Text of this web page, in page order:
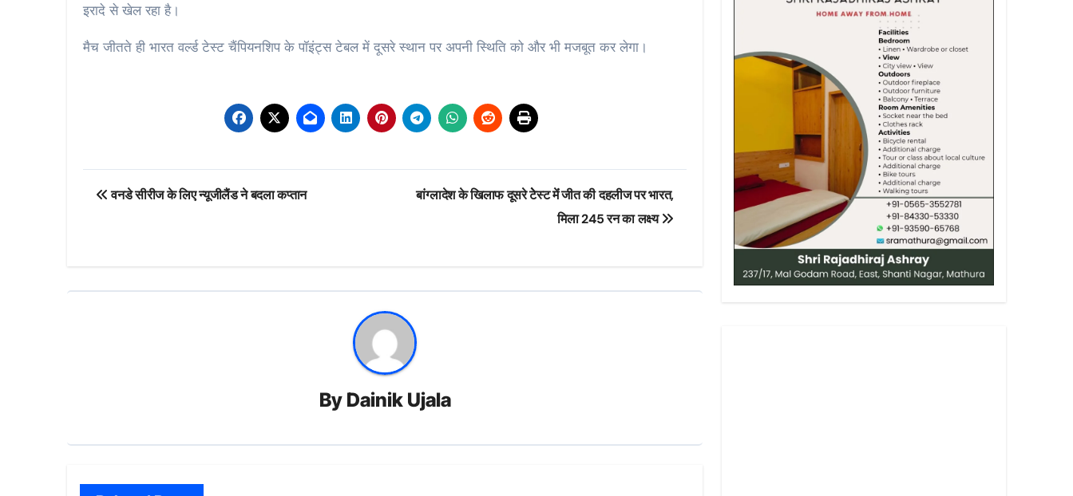
इरादे से खेल रहा है।
मैच जीतते ही भारत वर्ल्ड टेस्ट चैंपियनशिप के पॉइंट्स टेबल में दूसरे स्थान पर अपनी स्थिति को और भी मजबूत कर लेगा।
Post
वनडे सीरीज के लिए न्यूजीलैंड ने बदला कप्तान
बांग्लादेश के खिलाफ दूसरे टेेस्ट मेंं जीत की दहलीज पर भारत,
मिला 245 रन का लक्ष्य
By Dainik Ujala